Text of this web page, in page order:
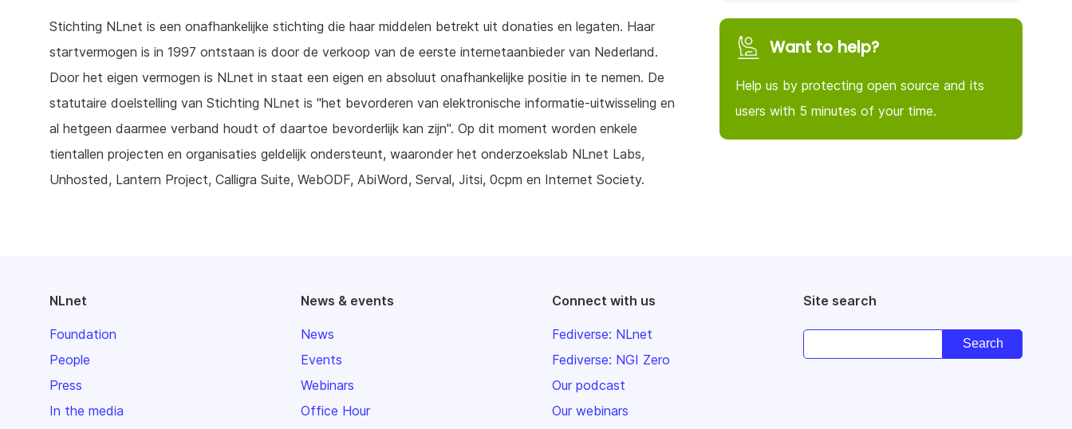
Stichting NLnet is een onafhankelijke stichting die haar middelen betrekt uit donaties en legaten. Haar
startvermogen is in 1997 ontstaan is door de verkoop van de eerste internetaanbieder van Nederland.
Door het eigen vermogen is NLnet in staat een eigen en absoluut onafhankelijke positie in te nemen. De
statutaire doelstelling van Stichting NLnet is "het bevorderen van elektronische informatie-uitwisseling en
al hetgeen daarmee verband houdt of daartoe bevorderlijk kan zijn". Op dit moment worden enkele
tientallen projecten en organisaties geldelijk ondersteunt, waaronder het onderzoekslab NLnet Labs,
Unhosted, Lantern Project, Calligra Suite, WebODF, AbiWord, Serval, Jitsi, 0cpm en Internet Society.
Want to help?
Help us by protecting open source and its
users with 5 minutes of your time.
NLnet
Foundation
People
Press
In the media
News & events
News
Events
Webinars
Office Hour
Connect with us
Fediverse: NLnet
Fediverse: NGI Zero
Our podcast
Our webinars
Site search